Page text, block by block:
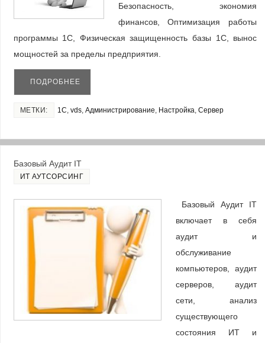
Безопасность, экономия
финансов, Оптимизация работы
программы 1С, Физическая защищенность базы 1С, вынос
мощностей за пределы предприятия.
ПОДРОБНЕЕ
МЕТКИ: 1С, vds, Администрирование, Настройка, Сервер
Базовый Аудит IT
ИТ АУТСОРСИНГ
Базовый Аудит IT
включает в себя
аудит и
обслуживание
компьютеров, аудит
серверов, аудит
сети, анализ
существующего
состояния ИТ и